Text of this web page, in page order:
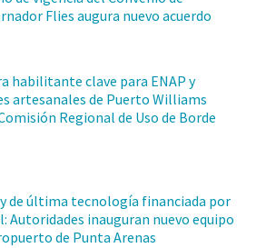
Flies augura nuevo acuerdo
habilitante clave para ENAP y
artesanales de Puerto Williams
Regional de Uso de Borde
de última tecnología financiada por
Autoridades inauguran nuevo equipo
de Punta Arenas